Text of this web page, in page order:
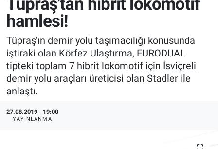
Tüpraş'tan hibrit lokomotif
hamlesi!
Tüpraş'ın demir yolu taşımacılığı konusunda
iştiraki olan Körfez Ulaştırma, EURODUAL
tipteki toplam 7 hibrit lokomotif için İsviçreli
demir yolu araçları üreticisi olan Stadler ile
anlaştı.
27.08.2019 - 19:00
YAYINLANMA
İnşaat ve Malzeme
HaberOrtak
EndüstriST
Enerjisini Üreten Fabrikalar
Endüstri 4.0 Uygulamaları